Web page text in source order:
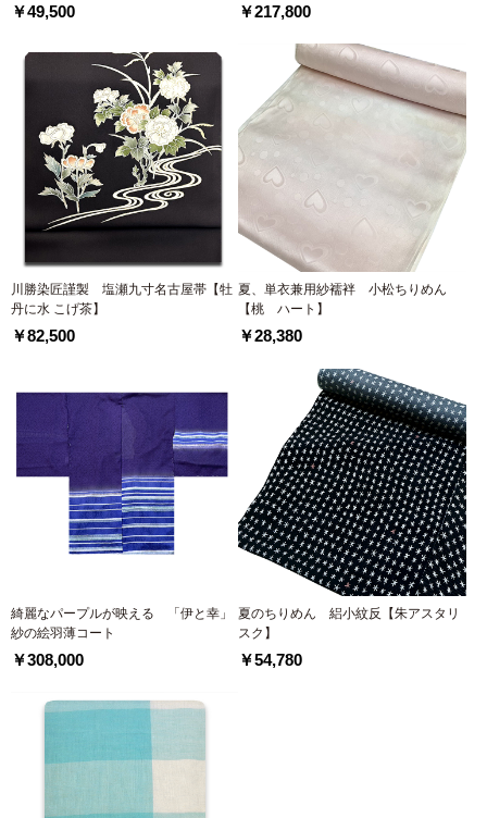
￥49,500 ￥217,800
川勝染匠謹製 塩瀬九寸名古屋帯【牡
丹に水 こげ茶】
￥82,500
夏、単衣兼用紗襦袢 小松ちりめん
【桃 ハート】
￥28,380
綺麗なパープルが映える 「伊と幸」
紗の絵羽薄コート
￥308,000
夏のちりめん 絽小紋反【朱アスタリ
スク】
￥54,780